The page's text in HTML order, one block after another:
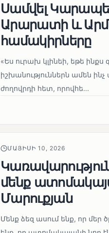
Սամվել
Արարատի և
համակիրները
«Ես ուրախ կլինեի, եթե ինքս
իշխանություններն ամեն
ժողովրդի հետ, որովհե...
ՄԱՅԻՍԻ 10, 2026
մենք
Մարուքյան
Մենք ձեզ ասում ենք, որ մեր